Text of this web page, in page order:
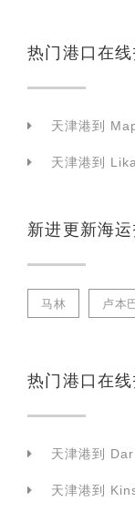
热门港口在
天津港到
天津港到
新进更新海
马林 卢本
热门港口在
天津港到
天津港到